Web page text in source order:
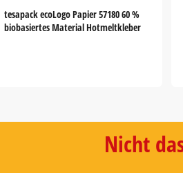
tesapack ecoLogo Papier 57180 60 %
biobasiertes Material Hotmeltkleber
Nicht